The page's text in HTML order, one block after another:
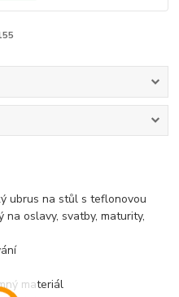
ubrus na stůl s teflonovou
oslavy, svatby, maturity,
materiál